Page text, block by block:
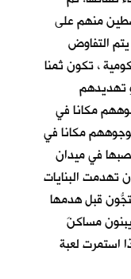
منهم على
التفاوض
، تكون ثمنا
تهديدهم
مكانا في
مكانا في
في ميدان
تهدمت البنايات
قبل هدمها
مساكنَ
استمرت لعبة